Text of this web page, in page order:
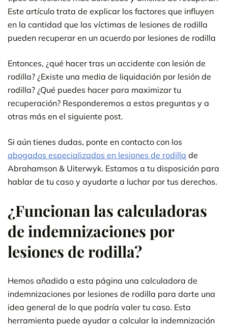
Este artículo trata de explicar los factores que influyen
en la cantidad que las víctimas de lesiones de rodilla
pueden recuperar en un acuerdo por lesiones de rodilla
Entonces, ¿qué hacer tras un accidente con lesión de
rodilla? ¿Existe una media de liquidación por lesión de
rodilla? ¿Qué puedes hacer para maximizar tu
recuperación? Responderemos a estas preguntas y a
otras más en el siguiente post.
Si aún tienes dudas, ponte en contacto con los
abogados especializados en lesiones de rodilla de
Abrahamson & Uiterwyk. Estamos a tu disposición para
hablar de tu caso y ayudarte a luchar por tus derechos.
¿Funcionan las calculadoras
de indemnizaciones por
lesiones de rodilla?
Hemos añadido a esta página una calculadora de
indemnizaciones por lesiones de rodilla para darte una
idea general de lo que podría valer tu caso. Esta
herramienta puede ayudar a calcular la indemnización